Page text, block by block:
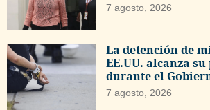
7 agosto, 2026
La detención de
EE.UU. alcanza
durante el
7 agosto, 2026